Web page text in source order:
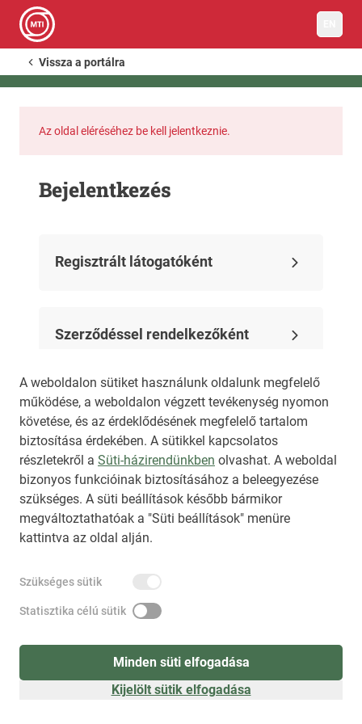
A weboldalon sütiket használunk oldalunk megfelelő
működése, a weboldalon végzett tevékenység nyomon
követése, és az érdeklődésének megfelelő tartalom
biztosítása érdekében. A sütikkel kapcsolatos
részletekről a Süti-házirendünkben olvashat. A weboldal
bizonyos funkcióinak biztosításához a beleegyezése
szükséges. A süti beállítások később bármikor
megváltoztathatóak a "Süti beállítások" menüre
kattintva az oldal alján.
Szükséges sütik
Statisztika célú sütik
Minden süti elfogadása
Kijelölt sütik elfogadása
Vissza a portálra
Az oldal eléréséhez be kell jelentkeznie.
Bejelentkezés
Regisztrált látogatóként
Szerződéssel rendelkezőként
Regisztráció(látogatóként)